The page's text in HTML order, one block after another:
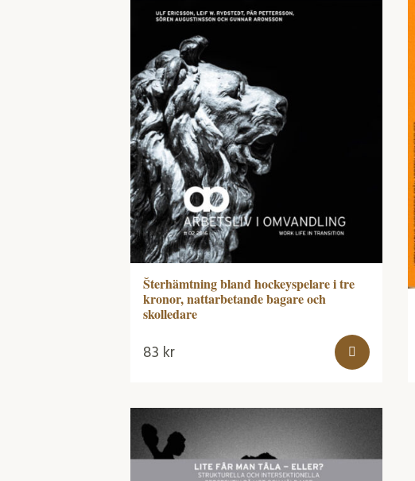
Šterhämtning bland hockeyspelare i tre
kronor, nattarbetande bagare och
skolledare
83 kr